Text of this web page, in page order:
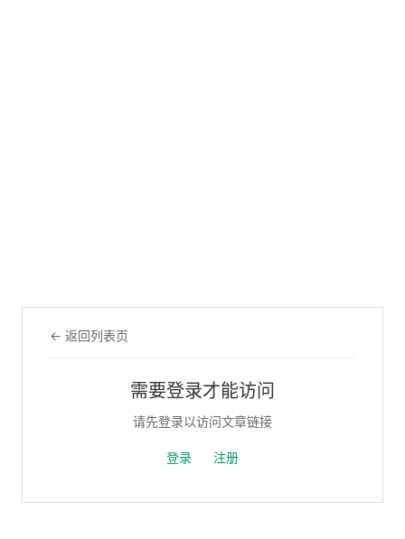
← 返回列表页
需要登录才能访问
请先登录以访问文章链接
登录 注册